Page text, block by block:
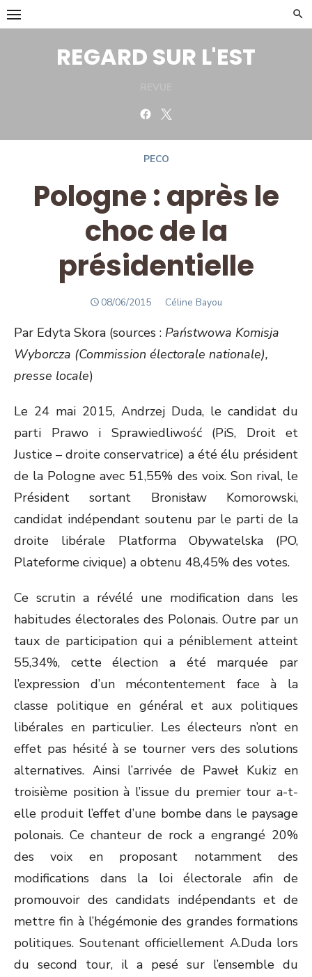
Skip
to
REGARD SUR L'EST
Facebook
PECO
Pologne : après le
choc de la
présidentielle
POSTED
08/06/2015 Author
Céline Bayou
Par Edyta Skora (sources : Państwowa Komisja
Wyborcza (Commission électorale nationale),
presse locale)
Le 24 mai 2015, Andrzej Duda, le candidat du
parti Prawo i Sprawiedliwość (PiS, Droit et
Justice – droite conservatrice) a été élu président
de la Pologne avec 51,55% des voix. Son rival, le
Président sortant Bronisław Komorowski,
candidat indépendant soutenu par le parti de la
droite libérale Platforma Obywatelska (PO,
Plateforme civique) a obtenu 48,45% des votes.
Ce scrutin a révélé une modification dans les
habitudes électorales des Polonais. Outre par un
taux de participation qui a péniblement atteint
55,34%, cette élection a été marquée par
l’expression d’un mécontentement face à la
classe politique en général et aux politiques
libérales en particulier. Les électeurs n’ont en
effet pas hésité à se tourner vers des solutions
alternatives. Ainsi l’arrivée de Paweł Kukiz en
troisième position à l’issue du premier tour a-t-
elle produit l’effet d’une bombe dans le paysage
polonais. Ce chanteur de rock a engrangé 20%
des voix en proposant notamment des
modifications dans la loi électorale afin de
promouvoir des candidats indépendants et de
mettre fin à l’hégémonie des grandes formations
politiques. Soutenant officiellement A.Duda lors
du second tour, il a pesé sur l’ensemble du